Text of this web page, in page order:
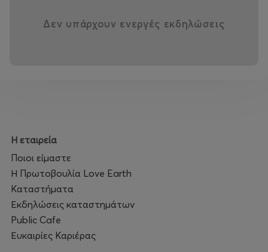
Δεν υπάρχουν ενεργές εκδηλώσεις
Η εταιρεία
Ποιοι είμαστε
Η Πρωτοβουλία Love Earth
Καταστήματα
Εκδηλώσεις καταστημάτων
Public Cafe
Ευκαιρίες Καριέρας